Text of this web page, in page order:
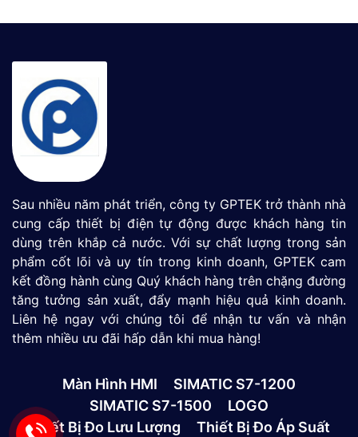
Sau nhiều năm phát triển, công ty GPTEK trở thành nhà
cung cấp thiết bị điện tự động được khách hàng tin
dùng trên khắp cả nước. Với sự chất lượng trong sản
phẩm cốt lõi và uy tín trong kinh doanh, GPTEK cam
kết đồng hành cùng Quý khách hàng trên chặng đường
tăng tưởng sản xuất, đẩy mạnh hiệu quả kinh doanh.
Liên hệ ngay với chúng tôi để nhận tư vấn và nhận
thêm nhiều ưu đãi hấp dẫn khi mua hàng!
Màn Hình HMI
SIMATIC S7-1200
SIMATIC S7-1500
LOGO
Thiết Bị Đo Lưu Lượng
Thiết Bị Đo Áp Suất